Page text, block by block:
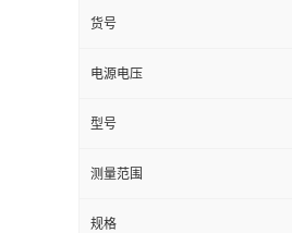
货号
电源电压
型号
测量范围
规格